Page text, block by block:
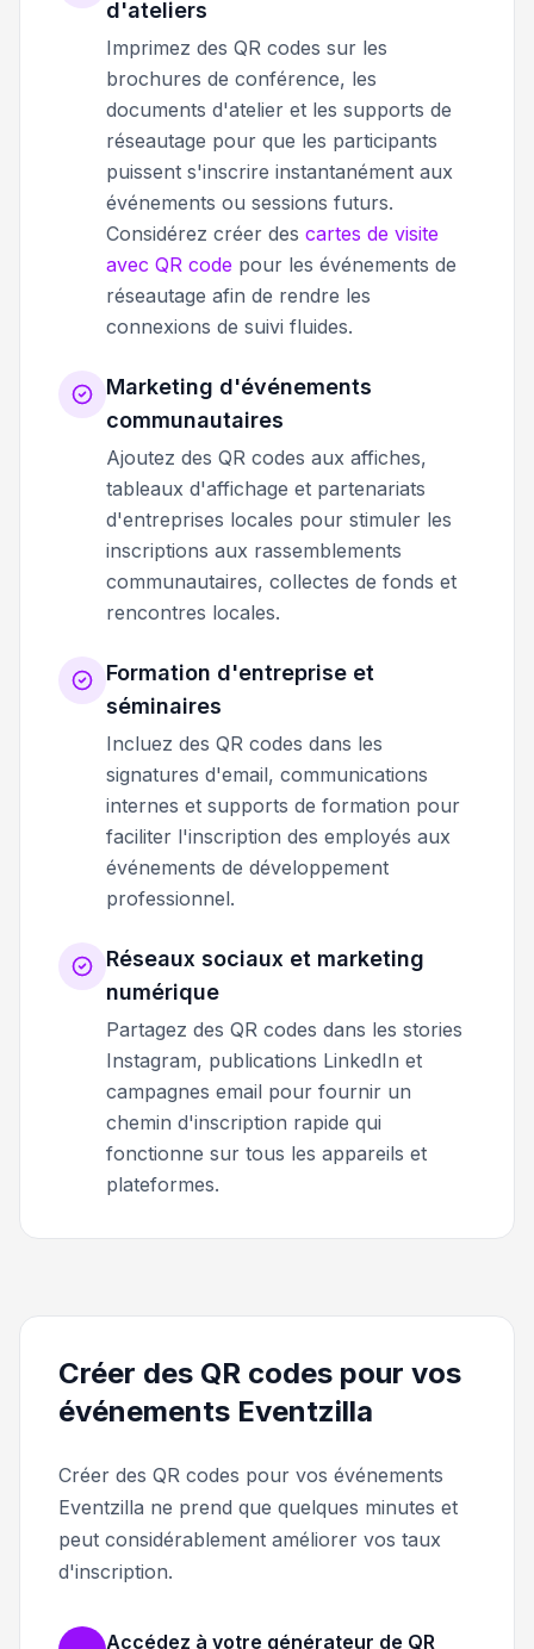
d'ateliers
Imprimez des QR codes sur les
brochures de conférence, les
documents d'atelier et les supports de
réseautage pour que les participants
puissent s'inscrire instantanément aux
événements ou sessions futurs.
Considérez créer des cartes de visite
avec QR code pour les événements de
réseautage afin de rendre les
connexions de suivi fluides.
Marketing d'événements
communautaires
Ajoutez des QR codes aux affiches,
tableaux d'affichage et partenariats
d'entreprises locales pour stimuler les
inscriptions aux rassemblements
communautaires, collectes de fonds et
rencontres locales.
Formation d'entreprise et
séminaires
Incluez des QR codes dans les
signatures d'email, communications
internes et supports de formation pour
faciliter l'inscription des employés aux
événements de développement
professionnel.
Réseaux sociaux et marketing
numérique
Partagez des QR codes dans les stories
Instagram, publications LinkedIn et
campagnes email pour fournir un
chemin d'inscription rapide qui
fonctionne sur tous les appareils et
plateformes.
Créer des QR codes pour vos
événements Eventzilla
Créer des QR codes pour vos événements
Eventzilla ne prend que quelques minutes et
peut considérablement améliorer vos taux
d'inscription.
Accédez à votre générateur de QR